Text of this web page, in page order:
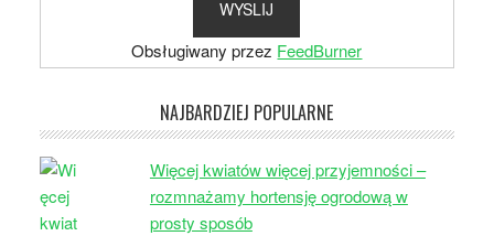
Obsługiwany przez FeedBurner
NAJBARDZIEJ POPULARNE
Więcej kwiatów więcej przyjemności –
rozmnażamy hortensję ogrodową w
prosty sposób